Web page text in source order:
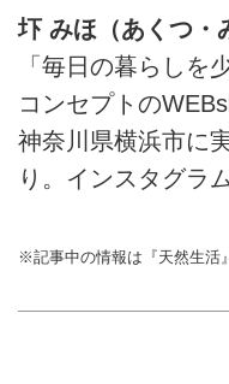
圷 みほ（あくつ・
「毎日の暮らしを
コンセプトの
神奈川県横浜市に
り。インスタグラ
※記事中の情報は『天然生活